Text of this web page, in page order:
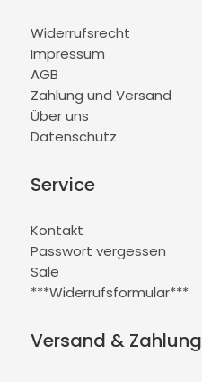
Widerrufsrecht
Impressum
AGB
Zahlung und Versand
Über uns
Datenschutz
Service
Kontakt
Passwort vergessen
Sale
***Widerrufsformular***
Versand & Zahlung